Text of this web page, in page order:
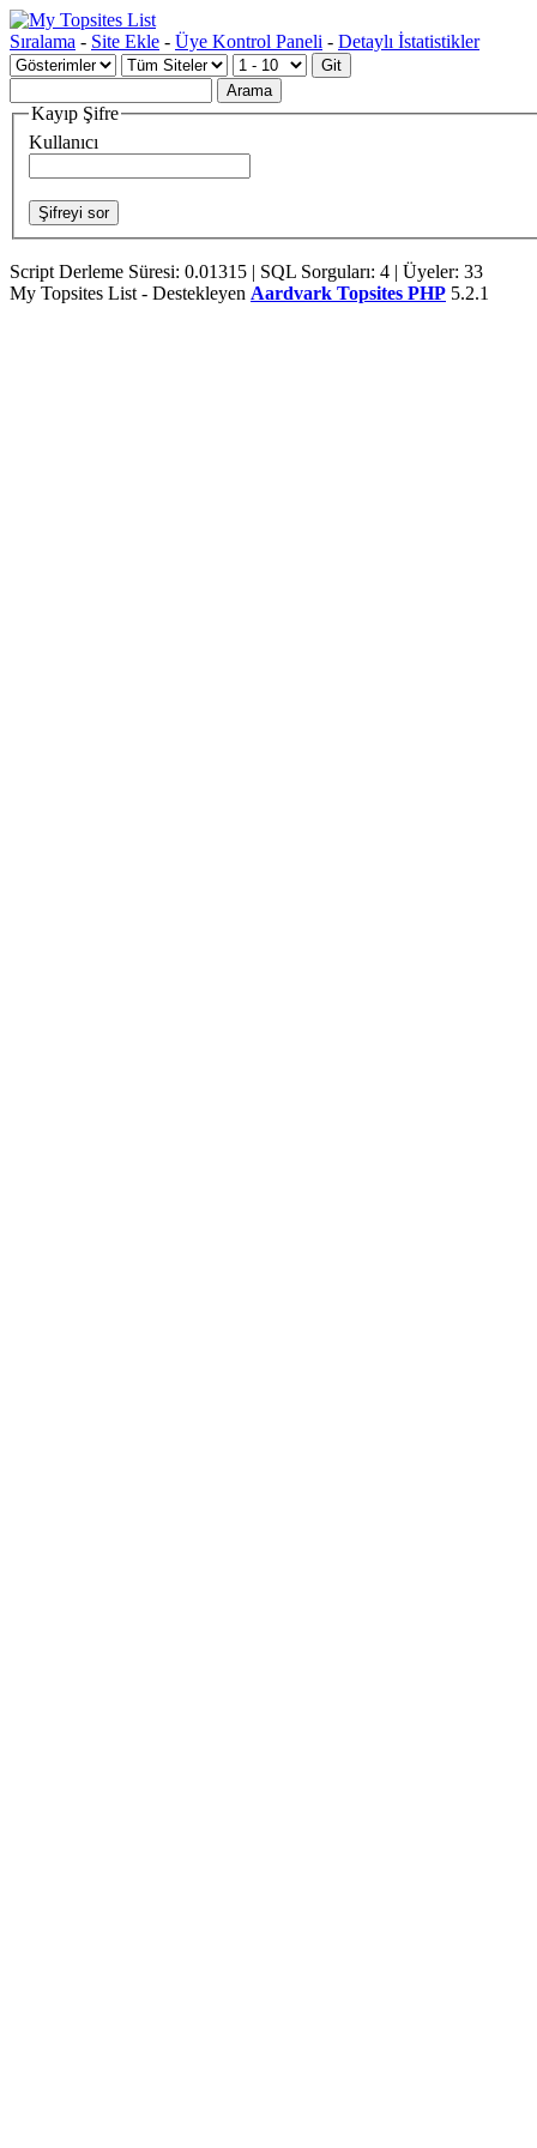
Sıralama - Site Ekle - Üye Kontrol Paneli - Detaylı İstatistikler
Kayıp Şifre
Kullanıcı
Script Derleme Süresi: 0.01315 | SQL Sorguları: 4 | Üyeler: 33
My Topsites List - Destekleyen Aardvark Topsites PHP 5.2.1